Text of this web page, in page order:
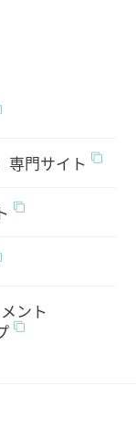
専門サイト
ント